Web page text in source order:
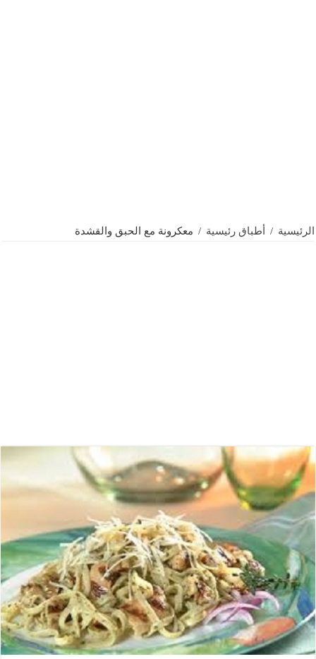
الرئيسية / أطباق رئيسية / معكرونة مع الحبق والقشدة